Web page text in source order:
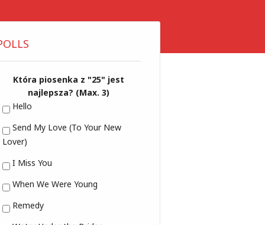
Która piosenka z "25" jest
najlepsza? (Max. 3)
Hello
Send My Love (To Your New
Lover)
I Miss You
When We Were Young
Remedy